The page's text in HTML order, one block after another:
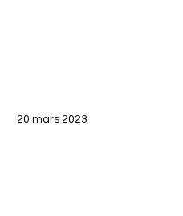
20 mars 2023